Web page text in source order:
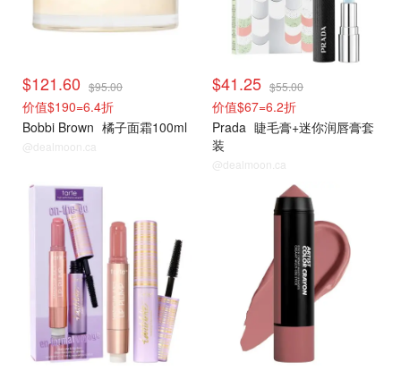
$121.60 $95.00
价值$190=6.4折
Bobbi Brown 橘子面霜100ml
@dealmoon.ca
$41.25 $55.00
价值$67=6.2折
Prada 睫毛膏+迷你润唇膏套
装
@dealmoon.ca